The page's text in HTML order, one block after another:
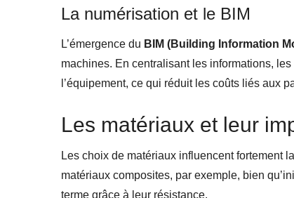
La numérisation et le BIM
L’émergence du BIM (Building Information
machines. En centralisant les informations,
l’équipement, ce qui réduit les coûts liés aux
Les matériaux et leur
Les choix de matériaux influencent fortement la
matériaux composites, par exemple, bien
terme grâce à leur résistance.